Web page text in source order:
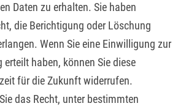
Daten zu erhalten. Sie haben
die Berichtigung oder Löschung
Wenn Sie eine Einwilligung zur
erteilt haben, können Sie diese
für die Zukunft widerrufen.
das Recht, unter bestimmten